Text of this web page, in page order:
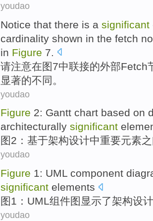
youdao
Notice that there is a significant
cardinality shown in the fetch
in Figure 7
请注意在图7中联接的外部Fetch
显著的不同 。
youdao
Figure 2: Gantt chart based on
architecturally significant
图2 ： 基于架构设计中重要元素
youdao
Figure 1: UML component
significant elements
图1 ： UML组件图 显示了架构设
youdao